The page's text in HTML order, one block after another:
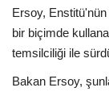
Ersoy,
bir biçimde
temsilciliği ile
Bakan Ersoy,